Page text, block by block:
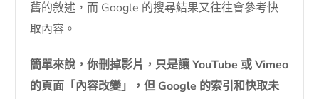
舊的敘述，而 Google 的搜尋結果又往往會參考快
取內容。
簡單來說，你刪掉影片，只是讓 YouTube 或 Vimeo
的頁面「內容改變」，但 Google 的索引和快取未